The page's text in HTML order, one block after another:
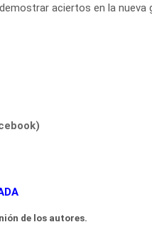
aciertos en la nueva
)
de los autores.